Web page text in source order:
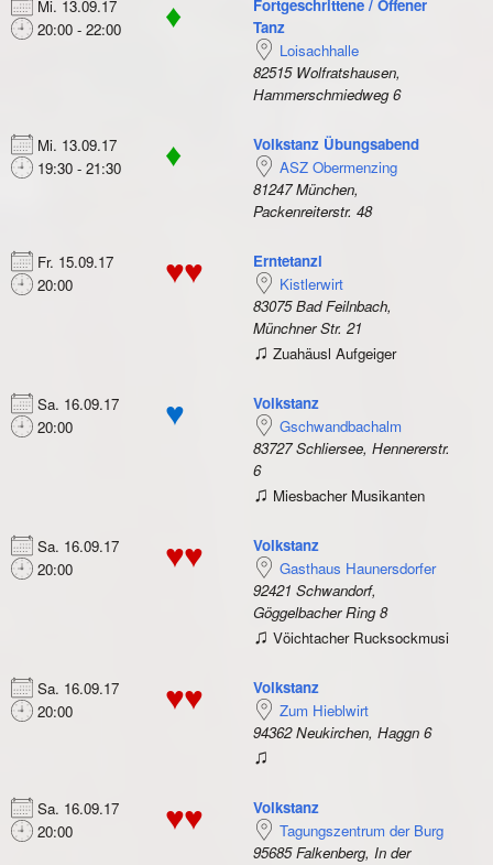
Mi. 13.09.17
20:00 - 22:00
♦
Fortgeschrittene / Offener
Tanz
Loisachhalle
82515 Wolfratshausen,
Hammerschmiedweg 6
Mi. 13.09.17
19:30 - 21:30
♦
Volkstanz Übungsabend
ASZ Obermenzing
81247 München,
Packenreiterstr. 48
Fr. 15.09.17
20:00
♥♥
Erntetanzl
Kistlerwirt
83075 Bad Feilnbach,
Münchner Str. 21
♫ Zuahäusl Aufgeiger
Sa. 16.09.17
20:00
♥
Volkstanz
Gschwandbachalm
83727 Schliersee, Hennererstr.
6
♫ Miesbacher Musikanten
Sa. 16.09.17
20:00
♥♥
Volkstanz
Gasthaus Haunersdorfer
92421 Schwandorf,
Göggelbacher Ring 8
♫ Vöichtacher Rucksockmusi
Sa. 16.09.17
20:00
♥♥
Volkstanz
Zum Hieblwirt
94362 Neukirchen, Haggn 6
♫
Sa. 16.09.17
20:00
♥♥
Volkstanz
Tagungszentrum der Burg
95685 Falkenberg, In der